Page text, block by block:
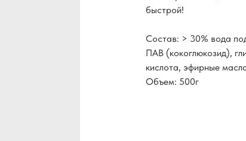
быстрой!
Состав: > 30% вода
ПАВ (кокоглюкозид),
кислота, эфирные
Объем: 500г